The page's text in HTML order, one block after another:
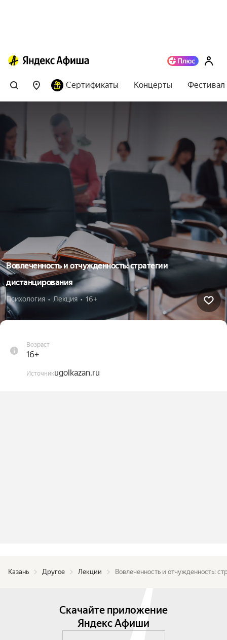
Сертификаты Концерты
Вовлеченность и отчужденность: стратегии
дистанцирования
Психология  •  Лекция  •  16+
Возраст
16+
Источникugolkazan.ru
Казань Другое Лекции Вовлеченность и отчужденность:
Скачайте приложение
Яндекс Афиши